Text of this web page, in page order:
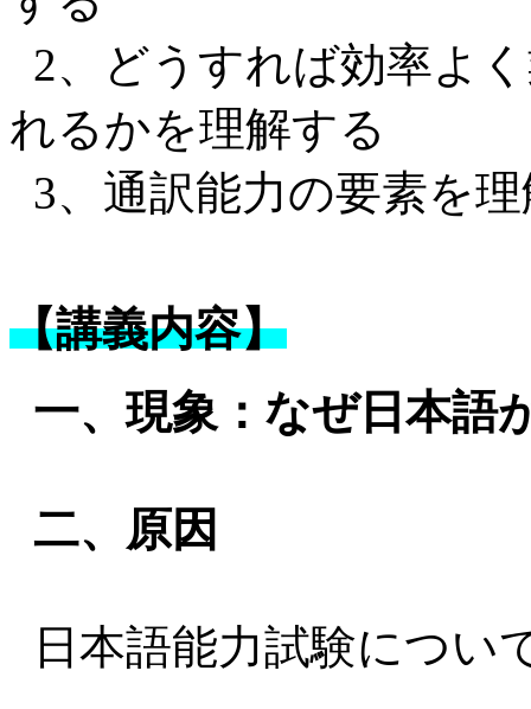
2、どうすれば効率よ
れるかを理解する
3、通訳能力の要素を
【講義内容】
一、現象：なぜ日本語
二、原因
日本語能力試験につい